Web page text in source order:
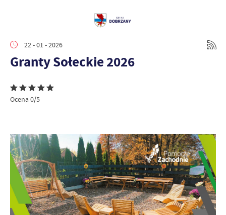
22 - 01 - 2026
Granty Sołeckie 2026
Ocena 0/5